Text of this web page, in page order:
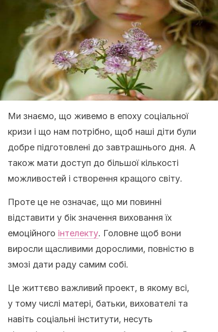
Ми знаємо, що живемо в епоху соціальної
кризи і що нам потрібно, щоб наші діти були
добре підготовлені до завтрашнього дня. А
також мати доступ до більшої кількості
можливостей і створення кращого світу.
Проте це не означає, що ми повинні
відставити у бік значення виховання їх
емоційного інтелекту. Головне щоб вони
виросли щасливими дорослими, повністю в
змозі дати раду самим собі.
Це життєво важливий проект, в якому всі,
у тому числі матері, батьки, вихователі та
навіть соціальні інститути, несуть